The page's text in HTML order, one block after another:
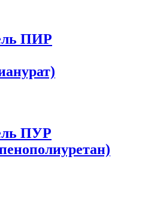
ПИР
ПУР